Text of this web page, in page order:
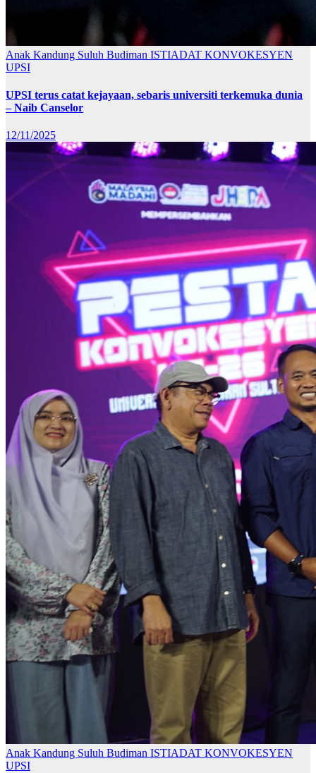
Anak Kandung Suluh Budiman ISTIADAT KONVOKESYEN
UPSI
UPSI terus catat kejayaan, sebaris universiti terkemuka dunia
– Naib Canselor
12/11/2025
Anak Kandung Suluh Budiman ISTIADAT KONVOKESYEN
UPSI